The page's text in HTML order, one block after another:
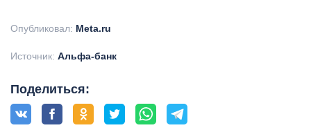
Опубликовал: Meta.ru
Источник: Альфа-банк
Поделиться: